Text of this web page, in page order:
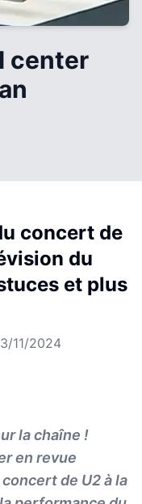
center
concert de
du
et plus
3/11/2024
la chaîne !
en revue
de U2 à la